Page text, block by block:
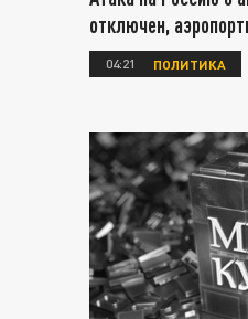
отключен,
04:21 ПОЛИТИКА